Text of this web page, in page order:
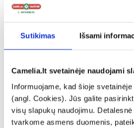
Sutikimas Išsami
Camelia.lt svetainėje naudojami
Informuojame, kad šioje
(angl. Cookies). Jūs galite
visų slapukų naudojimu.
tvarkome asmens duomenis,
Panašios prekės